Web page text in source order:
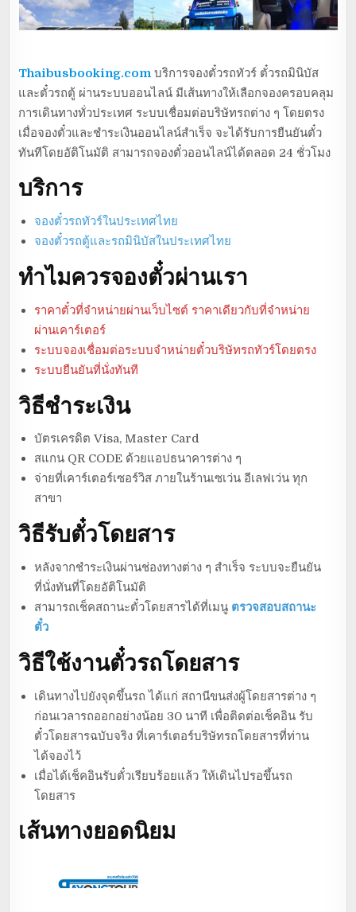
Thaibusbooking.com บริการจองตั๋วรถทัวร์ ตั๋วรถมินิบัส
และตั๋วรถตู้ ผ่านระบบออนไลน์ มีเส้นทางให้เลือกจองครอบคลุม
การเดินทางทั่วประเทศ ระบบเชื่อมต่อบริษัทรถต่าง ๆ โดยตรง
เมื่อจองตั๋วและชำระเงินออนไลน์สำเร็จ จะได้รับการยืนยันตั๋ว
ทันทีโดยอัติโนมัติ สามารถจองตั๋วออนไลน์ได้ตลอด 24 ชั่วโมง
บริการ
จองตั๋วรถทัวร์ในประเทศไทย
จองตั๋วรถตู้และรถมินิบัสในประเทศไทย
ทำไมควรจองตั๋วผ่านเรา
ราคาตั๋วที่จำหน่ายผ่านเว็บไซต์ ราคาเดียวกับที่จำหน่าย
ผ่านเคาร์เตอร์
ระบบจองเชื่อมต่อระบบจำหน่ายตั๋วบริษัทรถทัวร์โดยตรง
ระบบยืนยันที่นั่งทันที
วิธีชำระเงิน
บัตรเครดิต Visa, Master Card
สแกน QR CODE ด้วยแอปธนาคารต่าง ๆ
จ่ายที่เคาร์เตอร์เซอร์วิส ภายในร้านเซเว่น อีเลฟเว่น ทุก
สาขา
วิธีรับตั๋วโดยสาร
หลังจากชำระเงินผ่านช่องทางต่าง ๆ สำเร็จ ระบบจะยืนยัน
ที่นั่งทันที่โดยอัติโนมัติ
สามารถเช็คสถานะตั๋วโดยสารได้ที่เมนู ตรวจสอบสถานะ
ตั๋ว
วิธีใช้งานตั๋วรถโดยสาร
เดินทางไปยังจุดขึ้นรถ ได้แก่ สถานีขนส่งผู้โดยสารต่าง ๆ
ก่อนเวลารถออกอย่างน้อย 30 นาที เพื่อติดต่อเช็คอิน รับ
ตั๋วโดยสารฉบับจริง ที่เคาร์เตอร์บริษัทรถโดยสารที่ท่าน
ได้จองไว้
เมื่อได้เช็คอินรับตั๋วเรียบร้อยแล้ว ให้เดินไปรอขึ้นรถ
โดยสาร
เส้นทางยอดนิยม